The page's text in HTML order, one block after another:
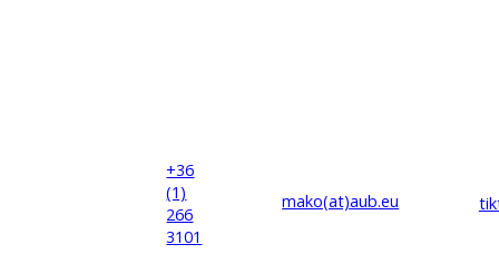
+36
(1)
266
3101
mako(at)aub.eu